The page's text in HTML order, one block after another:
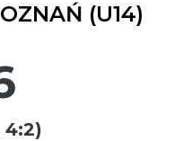
(U14)
4:2)